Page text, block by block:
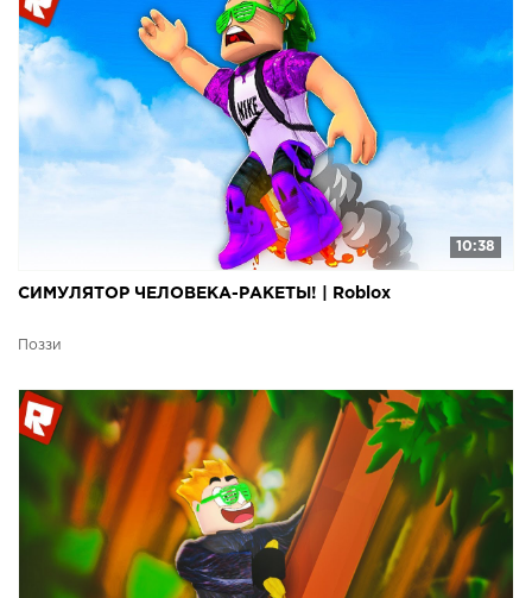
10:38
СИМУЛЯТОР ЧЕЛОВЕКА-РАКЕТЫ! | Roblox
Поззи